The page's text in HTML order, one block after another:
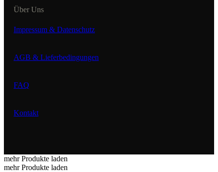
Über Uns
Impressum & Datenschutz
AGB & Lieferbedingungen
FAQ
Kontakt
mehr Produkte laden
mehr Produkte laden